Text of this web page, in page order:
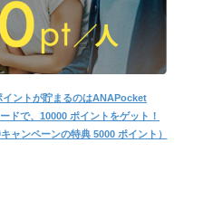
ントが貯まるのはANAPocket
ドで、10000 ポイントをゲット！
ャンペーンの特典 5000 ポイント）